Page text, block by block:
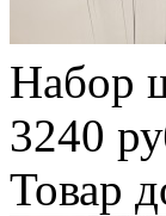
Набор
3240
Товар